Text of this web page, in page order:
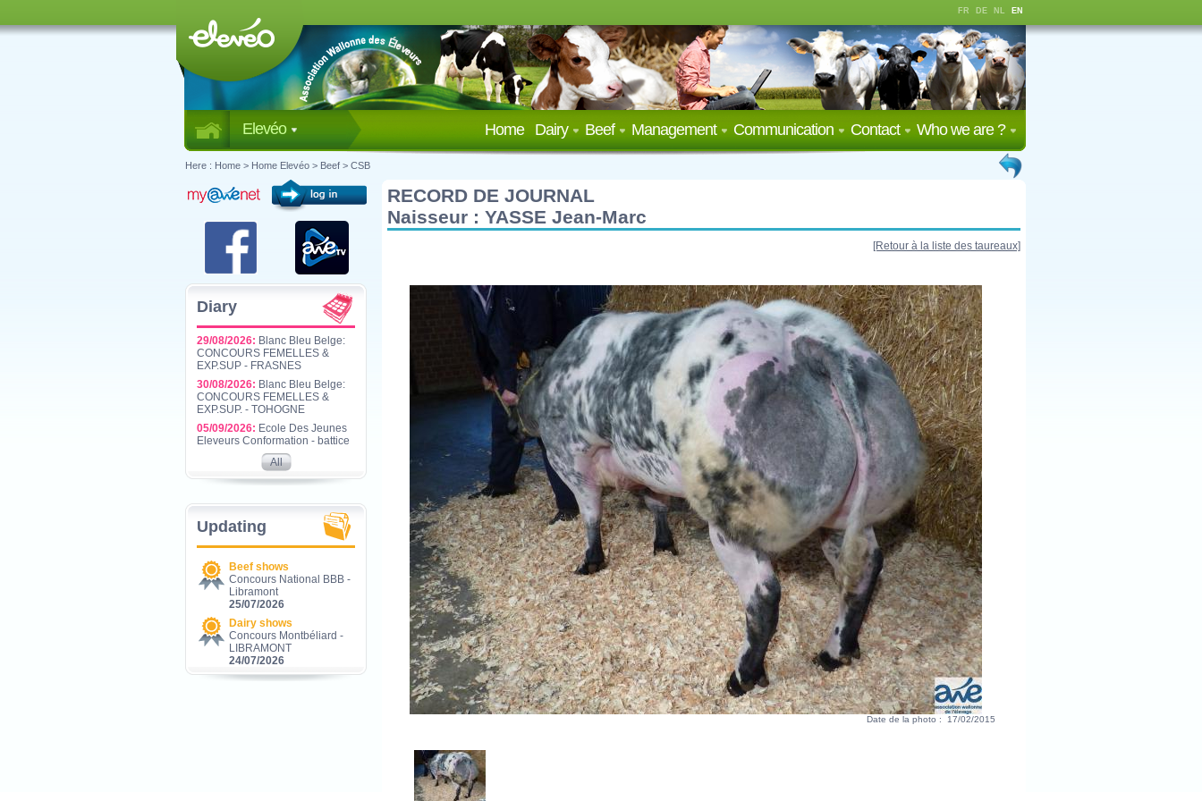
FR DE NL EN
Elevéo Who we are ?
Contact
Communication
Management
Beef
Dairy
Home
Here : Home > Home Elevéo > Beef > CSB
Diary
29/08/2026: Blanc Bleu Belge:
CONCOURS FEMELLES &
EXP.SUP - FRASNES
30/08/2026: Blanc Bleu Belge:
CONCOURS FEMELLES &
EXP.SUP. - TOHOGNE
05/09/2026: Ecole Des Jeunes
Eleveurs Conformation - battice
All
Updating
Beef shows
Concours National BBB -
Libramont
25/07/2026
Dairy shows
Concours Montbéliard -
LIBRAMONT
24/07/2026
RECORD DE JOURNAL
Naisseur : YASSE Jean-Marc
[Retour à la liste des taureaux]
Date de la photo : 17/02/2015